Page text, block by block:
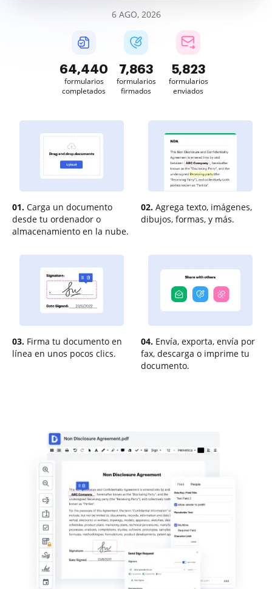
6 AGO, 2026
64,441
formularios
completados
7,863
formularios
firmados
5,823
formularios
enviados
01. Carga un documento
desde tu ordenador o
almacenamiento en la nube.
02. Agrega texto, imágenes,
dibujos, formas, y más.
03. Firma tu documento en
línea en unos pocos clics.
04. Envía, exporta, envía por
fax, descarga o imprime tu
documento.